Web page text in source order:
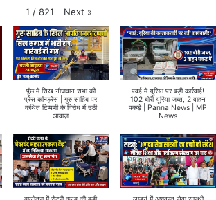
1 / 821 Next »
पुंछ में सिख नौजवान सभा की
प्रेस कॉन्फ्रेंस | गुरु साहिब पर
कथित टिप्पणी के विरोध में उठी
आवाज़
पवई में यूरिया पर बड़ी कार्रवाई!
102 बोरी यूरिया जब्त, 2 वाहन
पकड़े | Panna News | MP
News